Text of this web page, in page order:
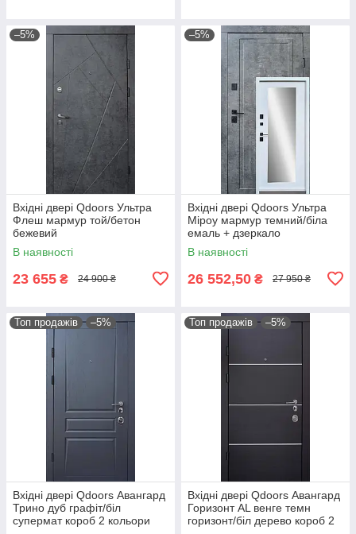
–5%
Вхідні двері Qdoors Ультра
Флеш мармур той/бетон
бежевий
В наявності
23 655 ₴ 24 900 ₴
–5%
Вхідні двері Qdoors Ультра
Міроу мармур темний/біла
емаль + дзеркало
В наявності
26 552,50 ₴ 27 950 ₴
Топ продажів –5%
Вхідні двері Qdoors Авангард
Трино дуб графіт/біл
супермат короб 2 кольори
Топ продажів –5%
Вхідні двері Qdoors Авангард
Горизонт AL венге темн
горизонт/біл дерево короб 2